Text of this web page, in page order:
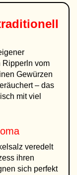
Ripperln vom
Gewürzen
– das
mit viel
veredelt
ihren
sich perfekt